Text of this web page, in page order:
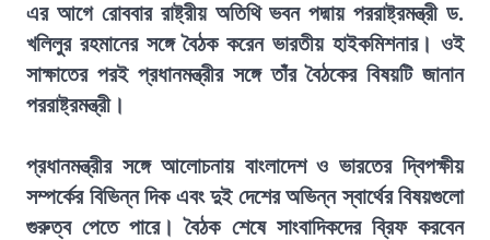
এর আগে রোববার রাষ্ট্রীয় অতিথি ভবন পদ্মায় পররাষ্ট্রমন্ত্রী ড.
খলিলুর রহমানের সঙ্গে বৈঠক করেন ভারতীয় হাইকমিশনার। ওই
সাক্ষাতের পরই প্রধানমন্ত্রীর সঙ্গে তাঁর বৈঠকের বিষয়টি জানান
পররাষ্ট্রমন্ত্রী।
প্রধানমন্ত্রীর সঙ্গে আলোচনায় বাংলাদেশ ও ভারতের দ্বিপক্ষীয়
সম্পর্কের বিভিন্ন দিক এবং দুই দেশের অভিন্ন স্বার্থের বিষয়গুলো
গুরুত্ব পেতে পারে। বৈঠক শেষে সাংবাদিকদের ব্রিফ করবেন